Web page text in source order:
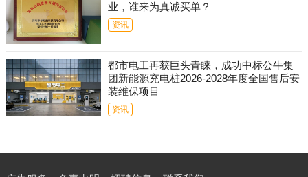
业，谁来为真诚买单？
资讯
都市电工再获巨头青睐，成功中标公牛集
团新能源充电桩2026-2028年度全国售后安
装维保项目
资讯